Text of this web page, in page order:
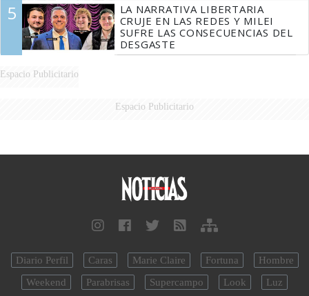
5
LA NARRATIVA LIBERTARIA
CRUJE EN LAS REDES Y MILEI
SUFRE LAS CONSECUENCIAS DEL
DESGASTE
Espacio Publicitario
Espacio Publicitario
Diario Perfil Caras Marie Claire Fortuna
Hombre
Weekend
Parabrisas Supercampo Look Luz